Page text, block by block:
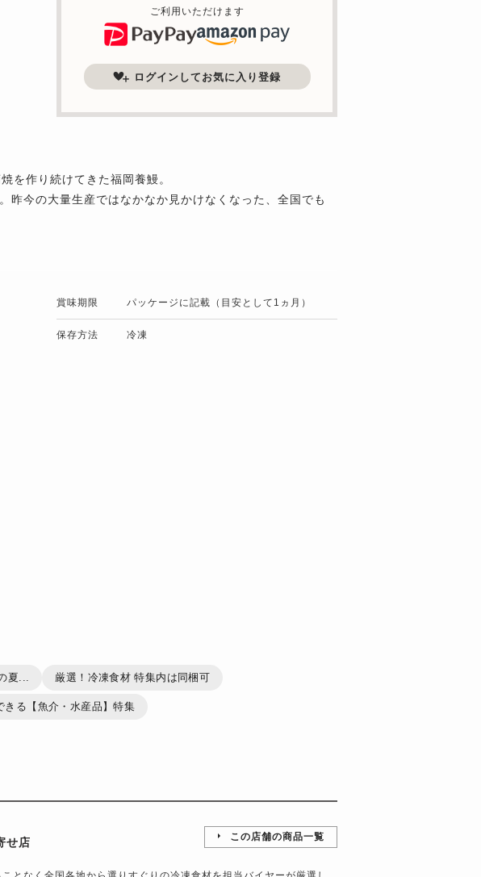
ご利用いただけます
ログインしてお気に入り登録
を作り続けてきた福岡養鰻。
昨今の大量生産ではなかなか見かけなくなった、全国でも
賞味期限 パッケージに記載（目安として1ヵ月）
保存方法 冷凍
夏... 厳選！冷凍食材 特集内は同梱可
きる【魚介・水産品】特集
せ店 この店舗の商品一覧